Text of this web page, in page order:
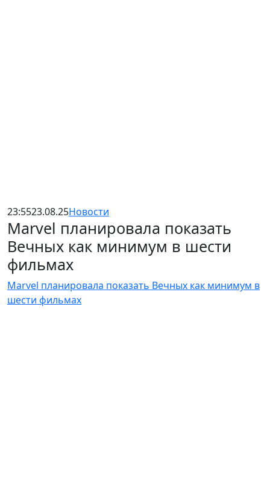
23:5523.08.25Новости
Marvel планировала показать
Вечных как минимум в шести
фильмах
Marvel планировала показать Вечных как минимум в
шести фильмах